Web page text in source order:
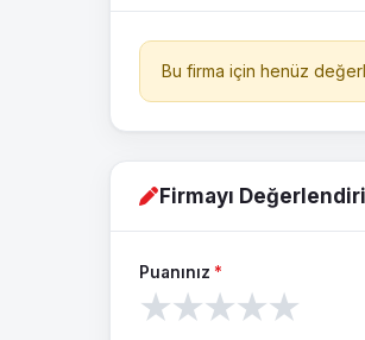
Bu firma için henüz
Firmayı
Puanınız *
★
★
★
★
★